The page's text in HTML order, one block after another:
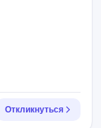
Откликнуться